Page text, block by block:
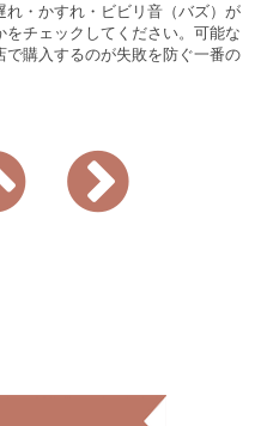
・かすれ・ビビリ音（バズ）が
チェックしてください。可能な
で購入するのが失敗を防ぐ一番の